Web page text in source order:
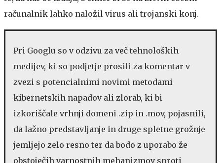
računalnik lahko naložil virus ali trojanski konj.
Pri Googlu so v odzivu za več tehnoloških
medijev, ki so podjetje prosili za komentar v
zvezi s potencialnimi novimi metodami
kibernetskih napadov ali zlorab, ki bi
izkoriščale vrhnji domeni .zip in .mov, pojasnili,
da lažno predstavljanje in druge spletne grožnje
jemljejo zelo resno ter da bodo z uporabo že
obstoječih varnostnih mehanizmov sproti